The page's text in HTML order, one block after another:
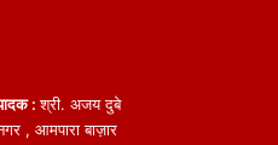
:श्री. अजय दुबे
, आमपारा बाज़ार